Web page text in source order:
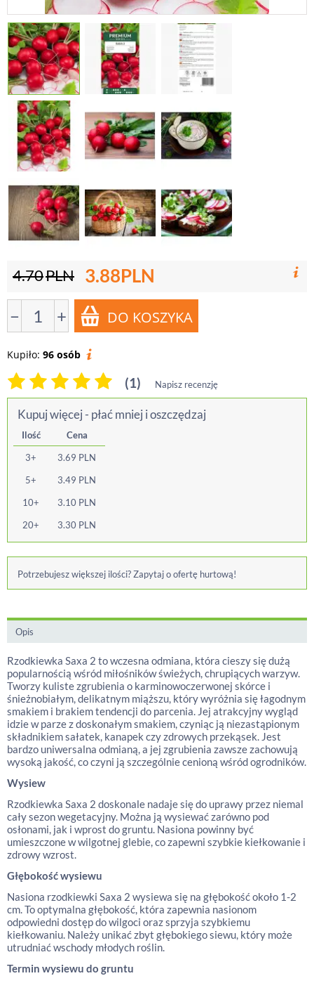
4.70PLN 3.88PLN
− +
Kupiło: 96 osób
(1) Napisz recenzję
Kupuj więcej - płać mniej i oszczędzaj
Ilość
Cena
3+
3.69 PLN
5+
3.49 PLN
10+
3.10 PLN
20+
3.30 PLN
Potrzebujesz większej ilości? Zapytaj o ofertę hurtową!
Opis
Rzodkiewka Saxa 2 to wczesna odmiana, która cieszy się dużą
popularnością wśród miłośników świeżych, chrupiących warzyw.
Tworzy kuliste zgrubienia o karminowoczerwonej skórce i
śnieżnobiałym, delikatnym miąższu, który wyróżnia się łagodnym
smakiem i brakiem tendencji do parcenia. Jej atrakcyjny wygląd
idzie w parze z doskonałym smakiem, czyniąc ją niezastąpionym
składnikiem sałatek, kanapek czy zdrowych przekąsek. Jest
bardzo uniwersalna odmianą, a jej zgrubienia zawsze zachowują
wysoką jakość, co czyni ją szczególnie cenioną wśród ogrodników.
Wysiew
Rzodkiewka Saxa 2 doskonale nadaje się do uprawy przez niemal
cały sezon wegetacyjny. Można ją wysiewać zarówno pod
osłonami, jak i wprost do gruntu. Nasiona powinny być
umieszczone w wilgotnej glebie, co zapewni szybkie kiełkowanie i
zdrowy wzrost.
Głębokość wysiewu
Nasiona rzodkiewki Saxa 2 wysiewa się na głębokość około 1-2
cm. To optymalna głębokość, która zapewnia nasionom
odpowiedni dostęp do wilgoci oraz sprzyja szybkiemu
kiełkowaniu. Należy unikać zbyt głębokiego siewu, który może
utrudniać wschody młodych roślin.
Termin wysiewu do gruntu